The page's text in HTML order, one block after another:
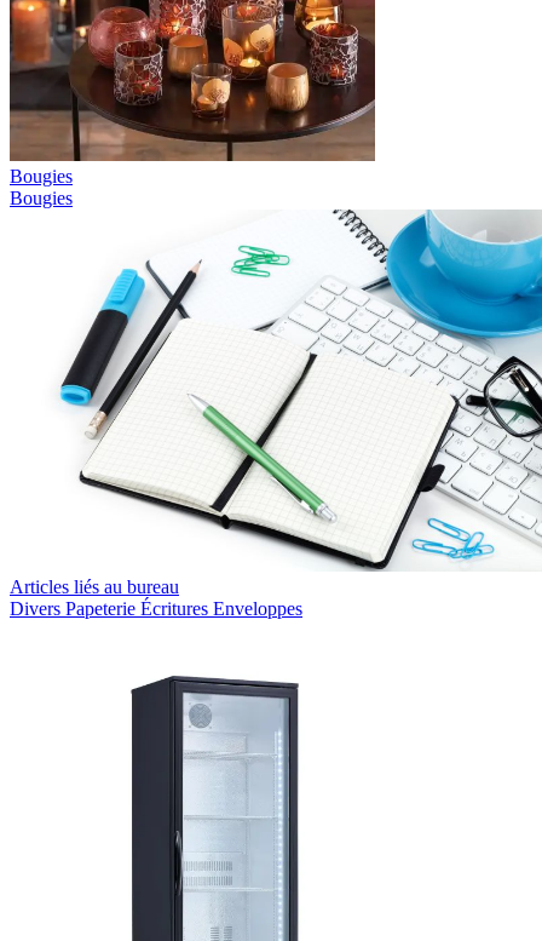
Bougies
Bougies
Articles liés au bureau
Divers Papeterie Écritures Enveloppes